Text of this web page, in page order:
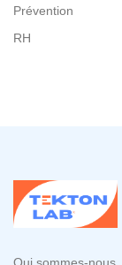
Prévention
RH